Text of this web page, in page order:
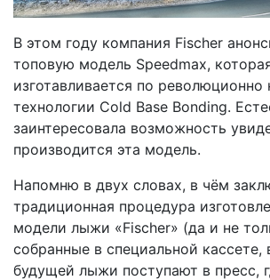
В этом году компания Fischer
топовую модель Speedmax,
изготавливается по революционно
технологии Cold Base Bonding.
заинтересовала возможность
производится эта модель.
Напомню в двух словах, в чём
традиционная процедура
модели лыжи «Fischer» (да и не
собранные в специальной кассете,
будущей лыжи поступают в пресс,